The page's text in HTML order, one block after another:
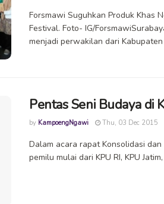
Forsmawi Suguhkan Produk Khas
Festival. Foto- IG/
menjadi perwakilan dari Kabupaten
Pentas Seni Budaya di
by KampoengNgawi Thu, 03 Dec 2015
Dalam acara rapat Konsolidasi
pemilu mulai dari KPU RI, KPU